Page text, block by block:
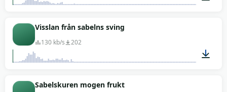
Visslan från sabelns sving
130 kb/s 202
Sabelskuren mogen frukt